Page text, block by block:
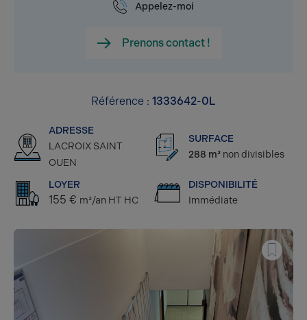
Appelez-moi
Prenons contact !
Référence : 1333642-0L
ADRESSE
LACROIX SAINT
OUEN
SURFACE
288 m² non divisibles
LOYER
155 € m²/an HT HC
DISPONIBILITÉ
Immédiate